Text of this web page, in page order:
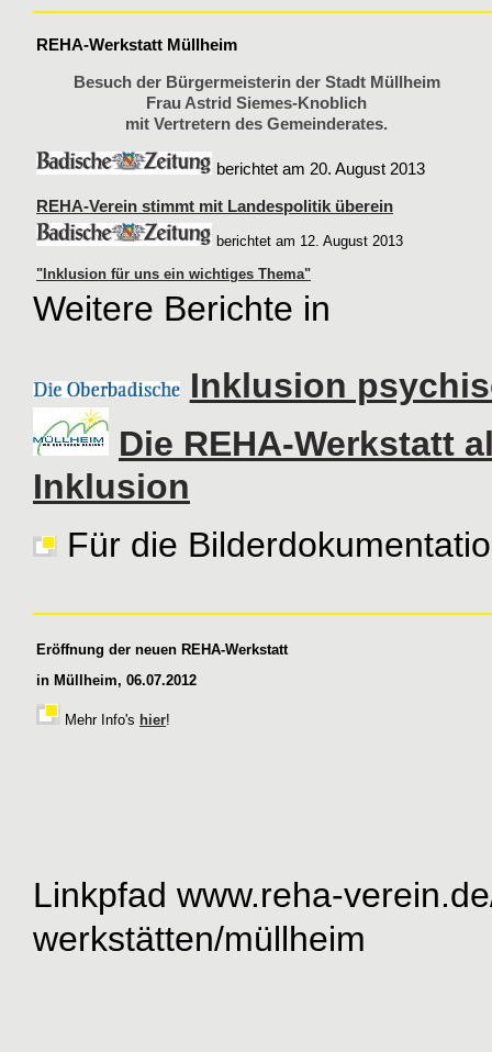
REHA-Werkstatt Müllheim
Besuch der Bürgermeisterin der Stadt Müllheim
Frau Astrid Siemes-Knoblich
mit Vertretern des Gemeinderates.
berichtet am 20. August 2013
REHA-Verein stimmt mit Landespolitik überein
berichtet am 12. August 2013
"Inklusion für uns ein wichtiges Thema"
Weitere Berichte in
Inklusion
Die REHA-Werkstatt
Inklusion
Für die
Eröffnung der neuen REHA-Werkstatt
in Müllheim, 06.07.2012
Mehr Info's hier!
Linkpfad www.reha-
werkstätten/müllheim